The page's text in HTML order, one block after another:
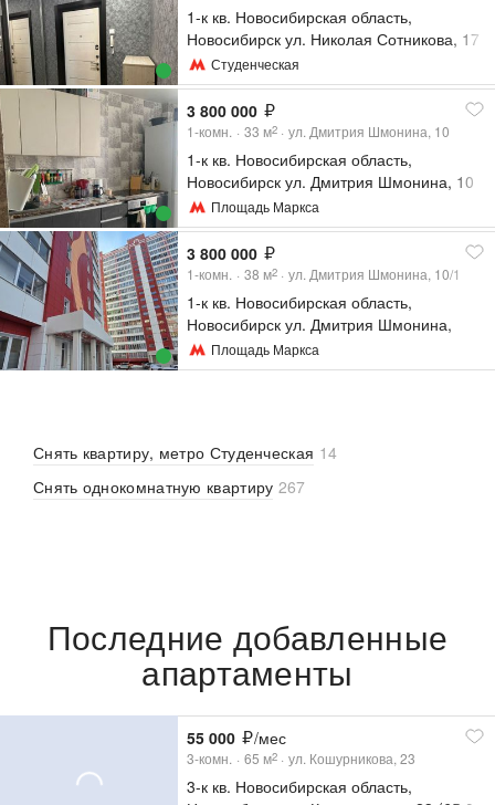
1-к кв. Новосибирская область,
Новосибирск ул. Николая Сотникова, 17
(40.1 м²)
Студенческая
3 800 000
1-комн. 33 м2 ул. Дмитрия Шмонина, 10
1-к кв. Новосибирская область,
Новосибирск ул. Дмитрия Шмонина, 10
(33.9 м²)
Площадь Маркса
3 800 000
1-комн. 38 м2 ул. Дмитрия Шмонина, 10/1
1-к кв. Новосибирская область,
Новосибирск ул. Дмитрия Шмонина,
10/1 (38.2 м²)
Площадь Маркса
Снять квартиру, метро Студенческая 14
Снять однокомнатную квартиру 267
Последние добавленные
апартаменты
55 000 /мес
3-комн. 65 м2 ул. Кошурникова, 23
3-к кв. Новосибирская область,